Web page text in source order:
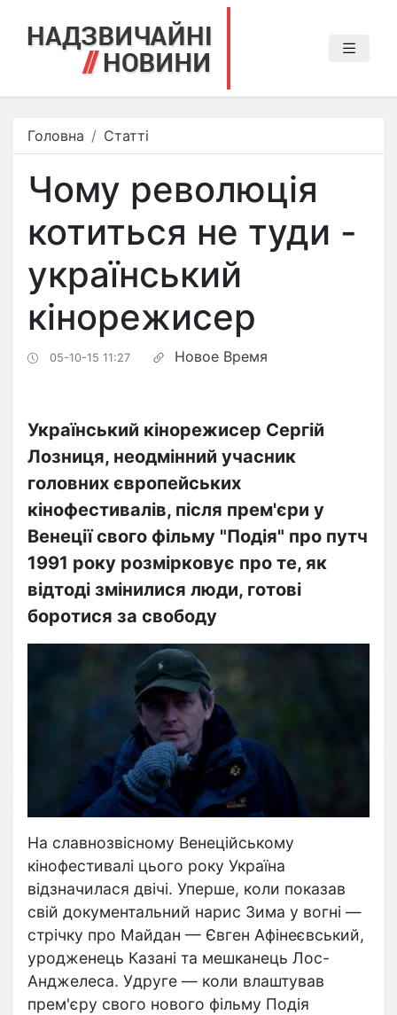
Головна Статті
Чому революція
котиться не туди -
український
кінорежисер
05-10-15 11:27 Новое Время
Український кінорежисер Сергій
Лозниця, неодмінний учасник
головних європейських
кінофестивалів, після прем'єри у
Венеції свого фільму "Подія" про путч
1991 року розмірковує про те, як
відтоді змінилися люди, готові
боротися за свободу
На славнозвісному Венеційському
кінофестивалі цього року Україна
відзначилася двічі. Уперше, коли показав
свій документальний нарис Зима у вогні —
стрічку про Майдан — Євген Афінеєвський,
уродженець Казані та мешканець Лос-
Анджелеса. Удруге — коли влаштував
прем'єру свого нового фільму Подія